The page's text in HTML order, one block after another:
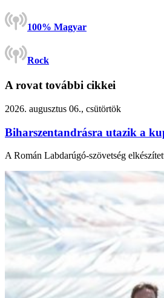
100% Magyar
Rock
A rovat további cikkei
2026. augusztus 06., csütörtök
Biharszentandrásra utazik a
A Román Labdarúgó-szövetség